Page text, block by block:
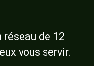
de 12
vous servir.